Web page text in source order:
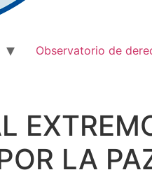
Observatorio de
LA